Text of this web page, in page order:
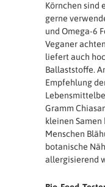
Körnchen sind
gerne
und Omega-6
Veganer
liefert auch
Ballaststoffe.
Empfehlung
Gramm
kleinen
Menschen
botanische
allergisierend